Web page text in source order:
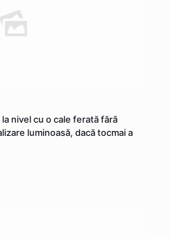
nivel cu o cale ferată fără
luminoasă, dacă tocmai a